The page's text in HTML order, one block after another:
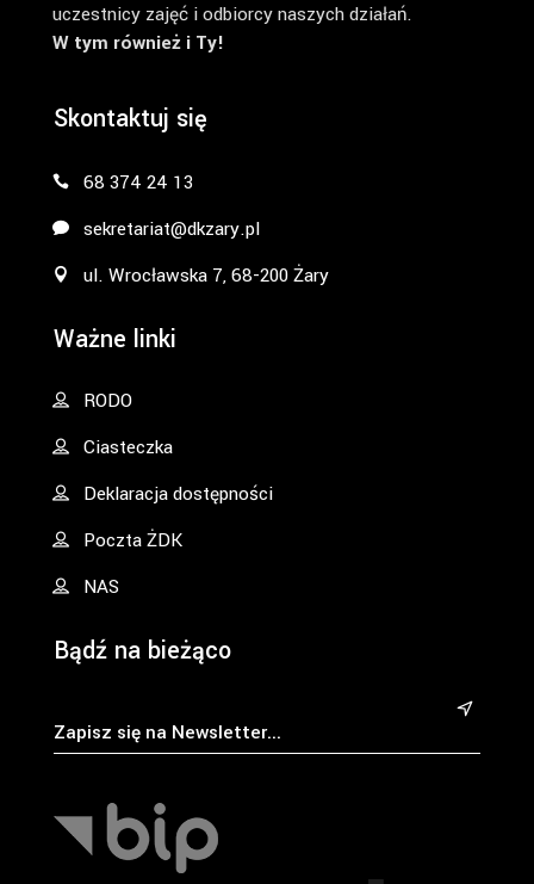
uczestnicy zajęć i odbiorcy naszych działań.
W tym również i Ty!
Skontaktuj się
68 374 24 13
sekretariat@dkzary.pl
ul. Wrocławska 7, 68-200 Żary
Ważne linki
RODO
Ciasteczka
Deklaracja dostępności
Poczta ŻDK
NAS
Bądź na bieżąco
&